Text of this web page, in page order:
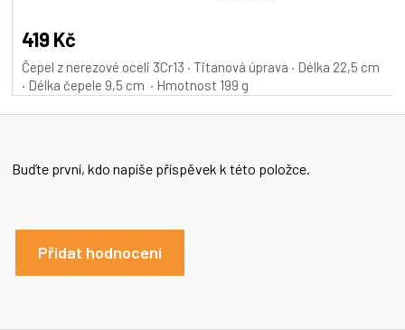
produktu
je
5,0
z
419 Kč
Čepel z nerezové oceli 3Cr13 · Titanová úprava · Délka 22,5 cm
· Délka čepele 9,5 cm · Hmotnost 199 g
Buďte první, kdo napíše příspěvek k této položce.
Přidat hodnocení